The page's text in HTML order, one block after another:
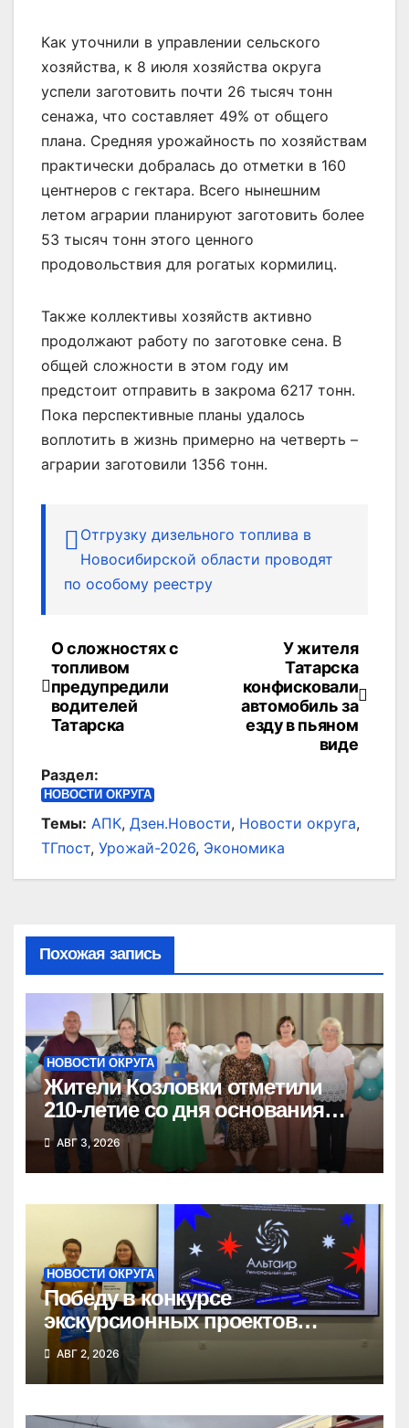
Как уточнили в управлении сельского
хозяйства, к 8 июля хозяйства округа
успели заготовить почти 26 тысяч тонн
сенажа, что составляет 49% от общего
плана. Средняя урожайность по хозяйствам
практически добралась до отметки в 160
центнеров с гектара. Всего нынешним
летом аграрии планируют заготовить более
53 тысяч тонн этого ценного
продовольствия для рогатых кормилиц.
Также коллективы хозяйств активно
продолжают работу по заготовке сена. В
общей сложности в этом году им
предстоит отправить в закрома 6217 тонн.
Пока перспективные планы удалось
воплотить в жизнь примерно на четверть –
аграрии заготовили 1356 тонн.
Отгрузку дизельного топлива в
Новосибирской области проводят
по особому реестру
Навигация
по
записям
У жителя
Татарска
конфисковали
автомобиль за
езду в пьяном
виде
О сложностях с
топливом
предупредили
водителей
Татарска
Раздел:
НОВОСТИ ОКРУГА
Темы: АПК, Дзен.Новости, Новости округа,
ТГпост, Урожай-2026, Экономика
Похожая запись
НОВОСТИ ОКРУГА
Жители Козловки отметили
210-летие со дня основания
села
АВГ 3, 2026
НОВОСТИ ОКРУГА
Победу в конкурсе
экскурсионных проектов
одержала школьница из
Татарска
АВГ 2, 2026